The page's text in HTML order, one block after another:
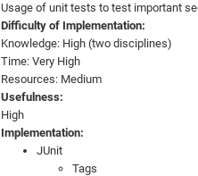
Usage of unit tests to test important
Difficulty of Implementation:
Knowledge: High (two disciplines)
Time: Very High
Resources: Medium
Usefulness:
High
Implementation:
JUnit
Tags